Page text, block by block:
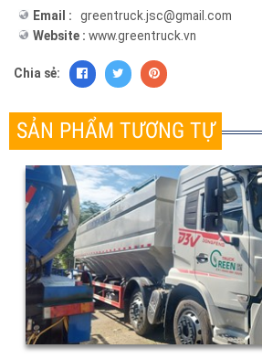
Xưởng sản xuất:Phố Cầu Bây, Long
Hotline: 0941 986 222
Website : www.greentruck.vn
Chia sẻ:
SẢN PHẨM TƯƠNG TỰ